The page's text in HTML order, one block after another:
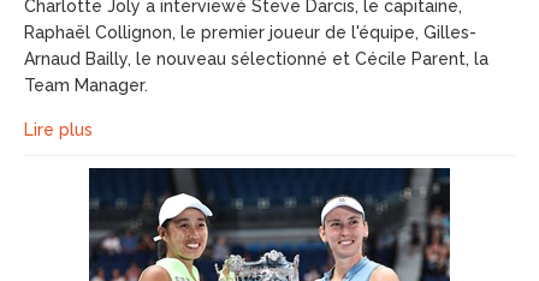
Charlotte Joly a interviewé Steve Darcis, le capitaine,
Raphaël Collignon, le premier joueur de l'équipe, Gilles-
Arnaud Bailly, le nouveau sélectionné et Cécile Parent, la
Team Manager.
Lire plus